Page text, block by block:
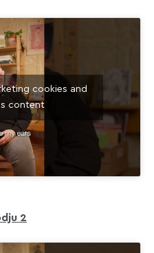
cookies and
content
2